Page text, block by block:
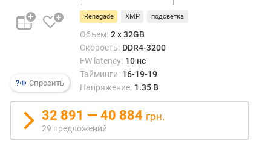
ж
е
о
б
ъ
е
Спросить
3600
CL18
Renegade XMP подсветка
Объем: 2 x 32GB
Скорость: DDR4-3200
FW latency: 10 нс
Тайминги: 16-19-19
Напряжение: 1.35 В
32 891 — 40 884 грн.
29 предложений